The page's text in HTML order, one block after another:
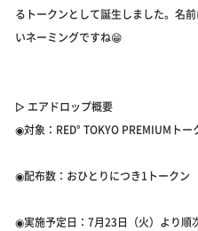
るトークンとして誕生しました。名
いネーミングですね😁
▷ エアドロップ概要
◉対象：RED° TOKYO PREMIUMト
◉配布数：おひとりにつき1トークン
◉実施予定日：7月23日（火）より順